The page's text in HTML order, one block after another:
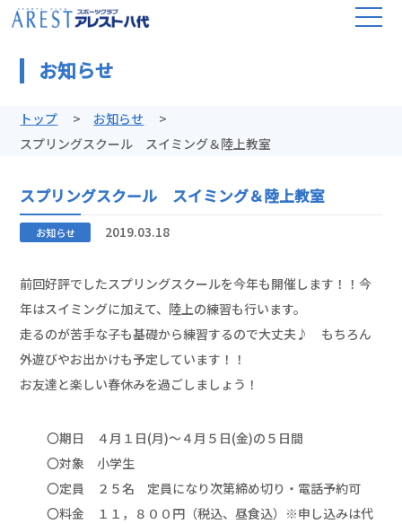
お知らせ
トップ
お知らせ
スプリングスクール スイミング＆陸上教室
スプリングスクール スイミング＆陸上教室
お知らせ 2019.03.18
前回好評でしたスプリングスクールを今年も開催します！！今
年はスイミングに加えて、陸上の練習も行います。
走るのが苦手な子も基礎から練習するので大丈夫♪ もちろん
外遊びやお出かけも予定しています！！
お友達と楽しい春休みを過ごしましょう！
〇期日 ４月１日(月)～４月５日(金)の５日間
〇対象 小学生
〇定員 ２５名 定員になり次第締め切り・電話予約可
〇料金 １１，８００円（税込、昼食込）※申し込みは代